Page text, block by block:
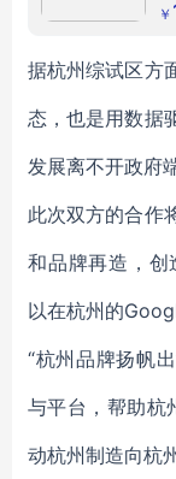
￥
据杭州综试区方
态，也是用数据
发展离不开政府
此次双方的合作
和品牌再造，创
以在杭州的
“杭州品牌扬帆
与平台，帮助杭
动杭州制造向杭